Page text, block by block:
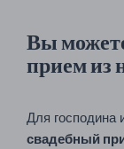
Вы
прием из
Для господина
свадебный